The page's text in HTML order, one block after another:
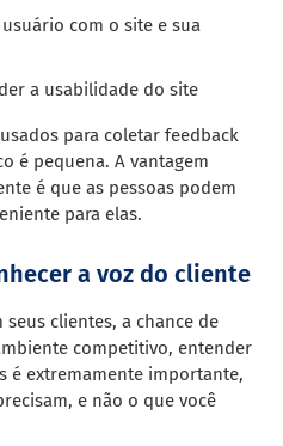
com o site e sua
a usabilidade do site
para coletar feedback
é pequena. A vantagem
é que as pessoas podem
para elas.
a voz do cliente
seus clientes, a chance de
competitivo, entender
é extremamente importante,
e não o que você